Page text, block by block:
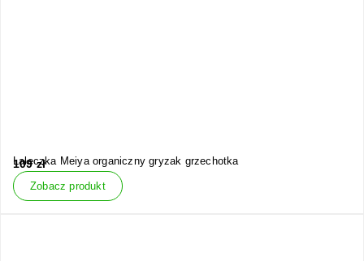
Laleczka Meiya organiczny gryzak grzechotka
109zł
Zobacz produkt